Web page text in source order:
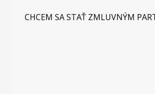
CHCEM SA STAŤ ZMLUVNÝM